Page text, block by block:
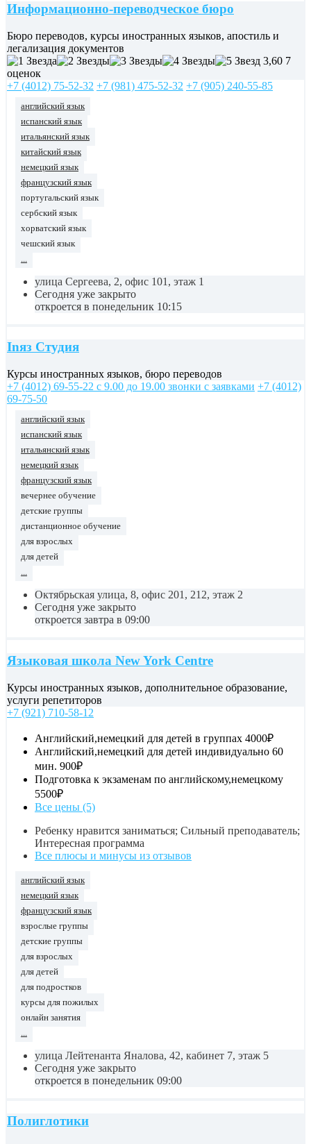
Информационно-переводческое бюро
Бюро переводов, курсы иностранных языков, апостиль и
легализация документов
3,60 7
оценок
+7 (4012) 75-52-32 +7 (981) 475-52-32 +7 (905) 240-55-85
английский язык
испанский язык
итальянский язык
китайский язык
немецкий язык
французский язык
португальский язык
сербский язык
хорватский язык
чешский язык
улица Сергеева, 2, офис 101, этаж 1
Сегодня уже закрыто
откроется в понедельник 10:15
Inяз Студия
Курсы иностранных языков, бюро переводов
+7 (4012) 69-55-22 с 9.00 до 19.00 звонки с заявками +7 (4012)
69-75-50
английский язык
испанский язык
итальянский язык
немецкий язык
французский язык
вечернее обучение
детские группы
дистанционное обучение
для взрослых
для детей
...
Октябрьская улица, 8, офис 201, 212, этаж 2
Сегодня уже закрыто
откроется завтра в 09:00
Языковая школа New York Centre
Курсы иностранных языков, дополнительное образование,
услуги репетиторов
+7 (921) 710-58-12
Английский,немецкий для детей в группах 4000₽
Английский,немецкий для детей индивидуально 60
мин. 900₽
Подготовка к экзаменам по английскому,немецкому
5500₽
Все цены (5)
Ребенку нравится заниматься; Сильный преподаватель;
Интересная программа
Все плюсы и минусы из отзывов
английский язык
немецкий язык
французский язык
взрослые группы
детские группы
для взрослых
для детей
для подростков
курсы для пожилых
онлайн занятия
улица Лейтенанта Яналова, 42, кабинет 7, этаж 5
Сегодня уже закрыто
откроется в понедельник 09:00
Полиглотики